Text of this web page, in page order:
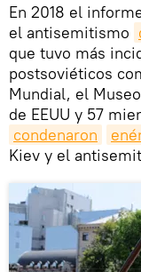
En 2018 el
el antisemitismo
que tuvo más
postsoviéticos
Mundial, el
de EEUU y 57
condenaron
Kiev y el